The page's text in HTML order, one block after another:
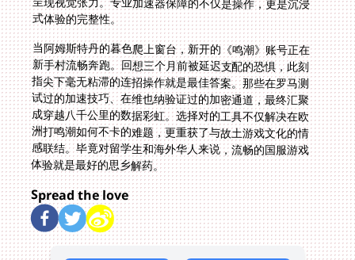
式体验的完整性。
当阿姆斯特丹的暮色爬上窗台，新开的《鸣潮》账号正在
新手村流畅奔跑。回想三个月前被延迟支配的恐惧，此刻
指尖下毫无粘滞的连招操作就是最佳答案。那些在罗马测
试过的加速技巧、在维也纳验证过的加密通道，最终汇聚
成穿越八千公里的数据彩虹。选择对的工具不仅解决在欧
洲打鸣潮如何不卡的难题，更重获了与故土游戏文化的情
感联结。毕竟对留学生和海外华人来说，流畅的国服游戏
体验就是最好的思乡解药。
Spread the love